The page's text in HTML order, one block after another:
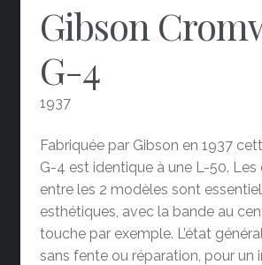
Gibson
G-4
1937
Fabriquée par Gibson en 1937
G-4 est identique à une L-50. Les
entre les 2 modèles sont
esthétiques, avec la bande au
touche par exemple. L’état
sans fente ou réparation, pour un